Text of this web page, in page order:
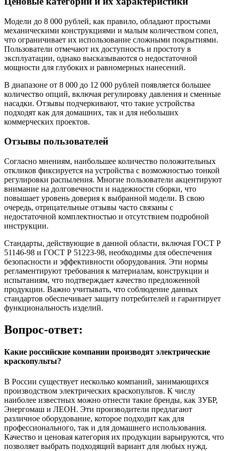
Модели до 8 000 рублей, как правило, обладают простыми
механическими конструкциями и малым количеством сопел,
что ограничивает их использование сложными покрытиями.
Пользователи отмечают их доступность и простоту в
эксплуатации, однако высказываются о недостаточной
мощности для глубоких и равномерных нанесений.
В диапазоне от 8 000 до 12 000 рублей появляется большее
количество опций, включая регулировку давления и сменные
насадки. Отзывы подчеркивают, что такие устройства
подходят как для домашних, так и для небольших
коммерческих проектов.
Отзывы пользователей
Согласно мнениям, наибольшее количество положительных
откликов фиксируется на устройства с возможностью тонкой
регулировки распыления. Многие пользователи акцентируют
внимание на долговечности и надежности сборки, что
повышает уровень доверия к выбранной модели. В свою
очередь, отрицательные отзывы часто связаны с
недостаточной комплектностью и отсутствием подробной
инструкции.
Стандарты, действующие в данной области, включая ГОСТ Р
51146-98 и ГОСТ Р 51223-98, необходимы для обеспечения
безопасности и эффективности оборудования. Эти нормы
регламентируют требования к материалам, конструкции и
испытаниям, что подтверждает качество предложенной
продукции. Важно учитывать, что соблюдение данных
стандартов обеспечивает защиту потребителей и гарантирует
функциональность изделий.
Вопрос-ответ:
Какие российские компании производят электрические
краскопульты?
В России существует несколько компаний, занимающихся
производством электрических краскопультов. К числу
наиболее известных можно отнести такие бренды, как ЗУБР,
Энергомаш и ЛЕОН. Эти производители предлагают
различное оборудование, которое подходит как для
профессионального, так и для домашнего использования.
Качество и ценовая категория их продукции варьируются, что
позволяет выбрать подходящий вариант для любых нужд.